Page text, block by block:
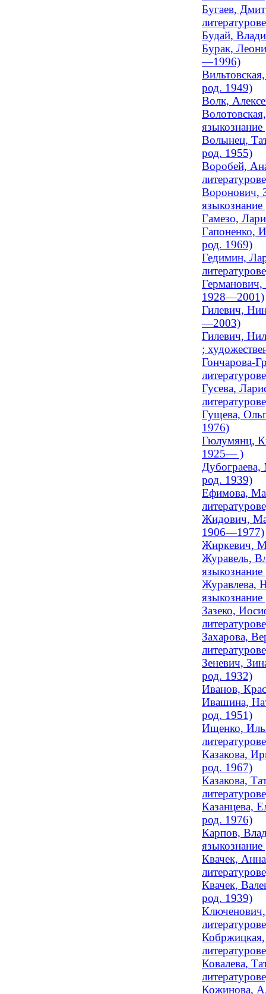
Бугаев,
Будай,
Бурак,
—1996)
род. 1949)
Волк,
Волынец,
род. 1955)
Воробей,
Воронович,
Гамезо,
Гапоненко,
род. 1969)
Гедимин,
Германович,
1928—2001)
Гилевич,
—2003)
Гилевич,
;
Гончарова-
Гусева,
Гущева,
1976)
Гюлумянц,
1925— )
Дубограева,
род. 1939)
Ефимова,
Жидович,
1906—1977)
Жиркевич,
Журавель,
Журавлева,
Зазеко,
Захарова,
Зеневич,
род. 1932)
Иванов,
Ивашина,
род. 1951)
Ищенко,
Казакова,
род. 1967)
Казакова,
Казанцева,
род. 1976)
Карпов,
Квачек,
Квачек,
род. 1939)
Ключенович,
Кобржицкая,
Ковалева,
Кожинова,